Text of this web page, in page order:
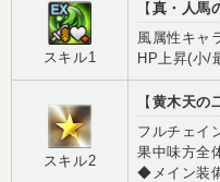
スキル1
【 真・人馬
風属性キャ
HP上昇(小/
スキル2
【 黄木天の
フルチェイ
果中味方全
◆メイン装